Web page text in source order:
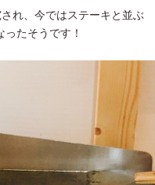
れ、今ではステーキと並ぶ
たそうです！